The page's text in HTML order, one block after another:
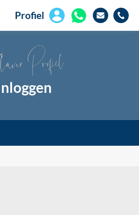
Profiel
Profiel